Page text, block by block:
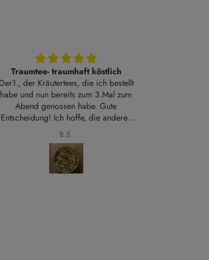
Wunderbare Auswahl quer durch
die Welt des
Wunderbare Auswahl quer durch die
Welt des grünen Tees
Anonym